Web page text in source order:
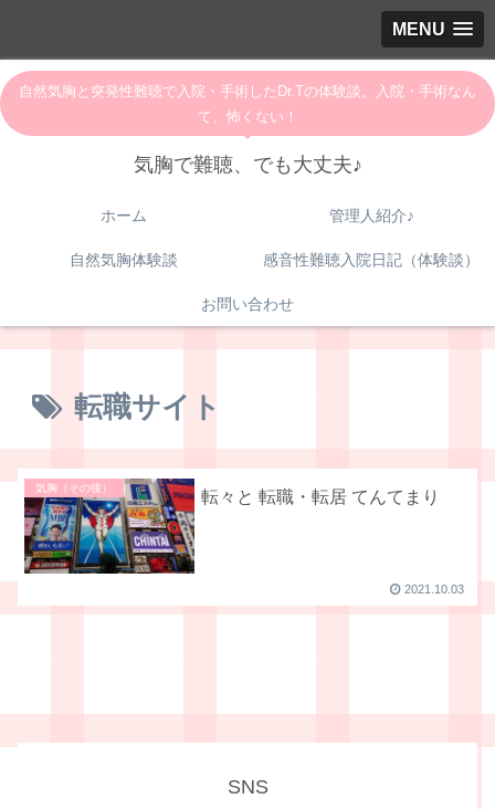
MENU
自然気胸と突発性難聴で入院・手術したDr.Tの体験談。入院・手術なん
て、怖くない！
気胸で難聴、でも大丈夫♪
ホーム 管理人紹介♪
自然気胸体験談 感音性難聴入院日記（体験談）
お問い合わせ
転職サイト
気胸（その後） 転々と 転職・転居 てんてまり
2021.10.03
SNS